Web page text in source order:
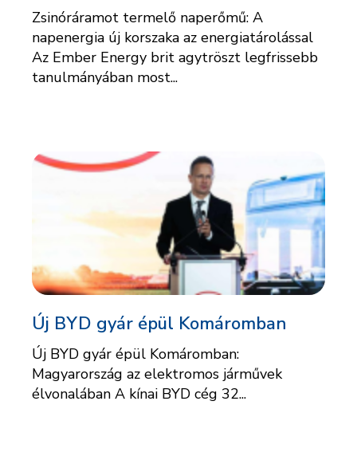
Zsinóráramot termelő naperőmű: A
napenergia új korszaka az energiatárolással
Az Ember Energy brit agytröszt legfrissebb
tanulmányában most...
Új BYD gyár épül Komáromban
Új BYD gyár épül Komáromban:
Magyarország az elektromos járművek
élvonalában A kínai BYD cég 32...